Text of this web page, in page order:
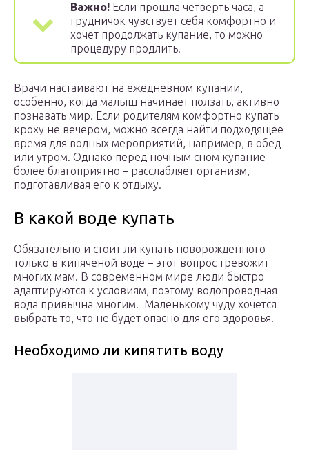
Важно! Если прошла четверть часа, а
грудничок чувствует себя комфортно и
хочет продолжать купание, то можно
процедуру продлить.
Врачи настаивают на ежедневном купании,
особенно, когда малыш начинает ползать, активно
познавать мир. Если родителям комфортно купать
кроху не вечером, можно всегда найти подходящее
время для водных мероприятий, например, в обед
или утром. Однако перед ночным сном купание
более благоприятно – расслабляет организм,
подготавливая его к отдыху.
В какой воде купать
Обязательно и стоит ли купать новорожденного
только в кипяченой воде – этот вопрос тревожит
многих мам. В современном мире люди быстро
адаптируются к условиям, поэтому водопроводная
вода привычна многим. Маленькому чуду хочется
выбрать то, что не будет опасно для его здоровья.
Необходимо ли кипятить воду